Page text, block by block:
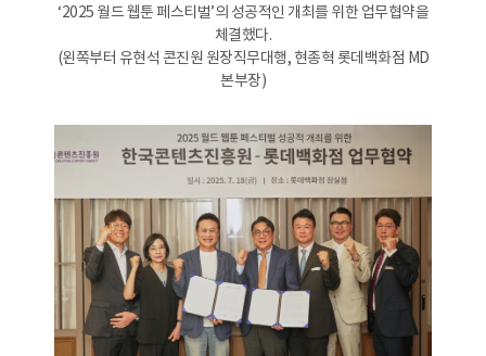
‘2025 월드 웹툰 페스티벌’의 성공적인 개최를 위한 업무협약을
체결했다.
(왼쪽부터 유현석 콘진원 원장직무대행, 현종혁 롯데백화점 MD
본부장)